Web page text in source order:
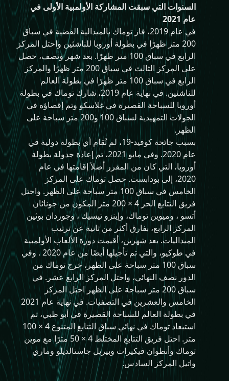
السنوات التي سبقت المشاركة الأولمبية الأولى في
عام 2021
في عام 2019، فاز توماك بالميدالية الفضية في سباق
200 متر ظهرًا في بطولة أوروبا للناشئين واحتل المركز
الرابع في سباق 100 متر ظهرًا. بعد شهر ونصف، حصل
على المركز الثالث في سباق 200 متر ظهرًا والمركز
الرابع في سباق 100 متر ظهرًا في بطولة العالم
للناشئين. في نهاية عام 2019، شارك توماك في بطولة
أوروبا للسباحة القصيرة في غلاسكو وتم إقصاؤه في
الجولات التمهيدية لسباق 100 و200 متر سباحة على
الظهر.
بسبب جائحة كوفيد-19، لم تُقام أي بطولة دولية في
عام 2020. وفي مايو 2021، تم إعادة جدولة بطولة
أوروبا، التي كان من المقرر أصلاً إقامتها في عام
2020، إلى بودابست. حصل توماك على المركز
الخامس في سباق 100 متر سباحة على الظهر. واحتل
فريق التتابع الحر 4 × 200 متر المكون من جوناثان
أتسو ، وميوين توماك، وإينزو تيسيك ، وجوردان بوثين
المركز الرابع، بفارق أكثر من ثانية عن ترتيب
الميداليات. بعد شهرين، أقيمت دورة الألعاب الأولمبية
في طوكيو، والتي تم تأجيلها أيضًا من عام 2020 . وفي
سباق 100 متر سباحة على الظهر، خرج توماك من
الدور نصف النهائي، واحتل المركز الرابع عشر. في
سباق 200 متر سباحة على الظهر احتل المركز
الخامس والعشرين في التصفيات. في نهاية عام 2021
في بطولة العالم للسباحة القصيرة في أبو ظبي، تم
استبعاد توماك في نهائي سباق التتابع المتنوع 4 × 100
متر. احتل فريق التتابع المختلط 4 × 50 مترًا مع موين
توماك وأنطوان فيكيرات وبيريل جاستالديلو وماري
واتيل المركز السادس.